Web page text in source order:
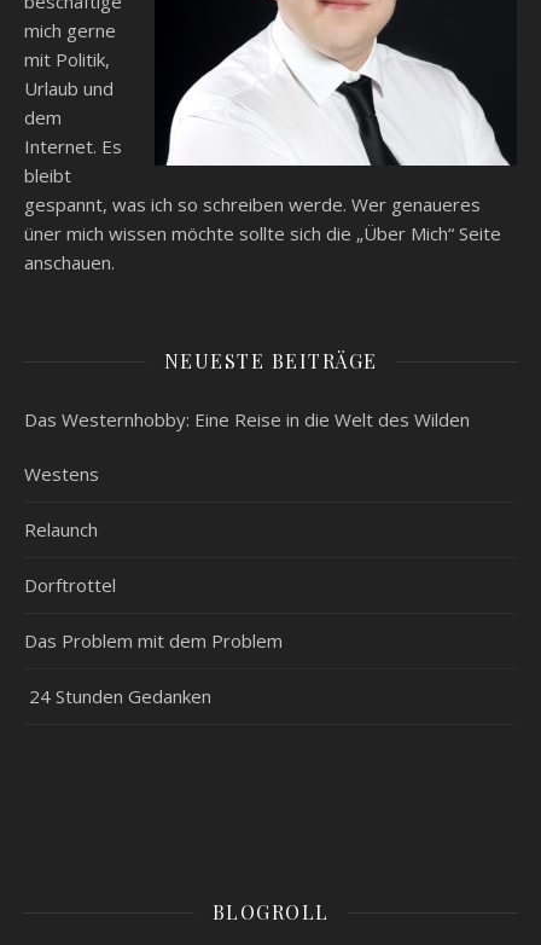
mich gerne
mit Politik,
Urlaub und
dem
Internet. Es
bleibt
gespannt, was ich so schreiben werde. Wer genaueres
üner mich wissen möchte sollte sich die „Über Mich“ Seite
anschauen.
NEUESTE BEITRÄGE
Das Westernhobby: Eine Reise in die Welt des Wilden
Westens
Relaunch
Dorftrottel
Das Problem mit dem Problem
24 Stunden Gedanken
BLOGROLL